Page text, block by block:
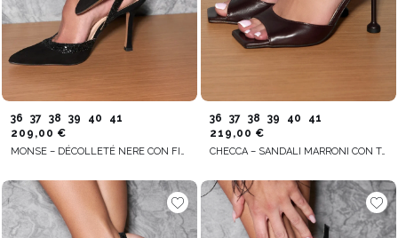
36 37 38 39 40
41
209,00 €
MONSE – DÉCOLLETÉ NERE CON FINITURA GLITTERATA
36 37 38 39 40
41
219,00 €
CHECCA – SANDALI MARRONI CON TACCO SOTTILE